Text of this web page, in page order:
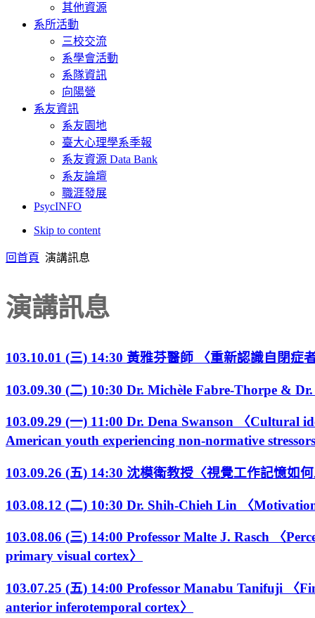
其他資源
系所活動
三校交流
系學會活動
系隊資訊
向陽營
系友資訊
系友園地
臺大心理學系季報
系友資源 Data Bank
系友論壇
職涯發展
PsycINFO
Skip to content
回首頁 演講訊息
演講訊息
103.10.01 (三) 14:30 黃雅芬醫師 〈重新認識自閉症
103.09.30 (二) 10:30 Dr. Michèle Fabre-Thorpe &
103.09.29 (一) 11:00 Dr. Dena Swanson 〈Cultural
American youth experiencing non-normative
103.09.26 (五) 14:30 沈模衛教授〈視覺工作記憶如
103.08.12 (二) 10:30 Dr. Shih-Chieh Lin 〈
103.08.06 (三) 14:00 Professor Malte J. Rasch 〈
primary visual cortex〉
103.07.25 (五) 14:00 Professor Manabu Tanifuji 〈
anterior inferotemporal cortex〉